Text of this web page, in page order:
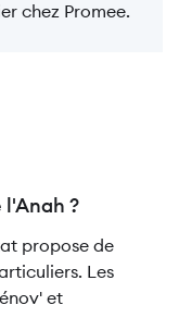
chez Promee.
?
propose de
Les
et